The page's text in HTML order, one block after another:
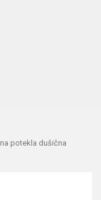
potekla dušična